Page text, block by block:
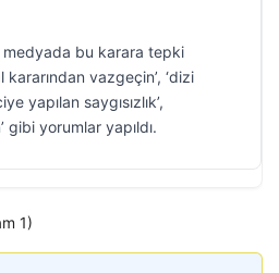
medyada bu karara tepki
vazgeçin’, ‘dizi
yapılan saygısızlık’,
gibi yorumlar yapıldı.
1)